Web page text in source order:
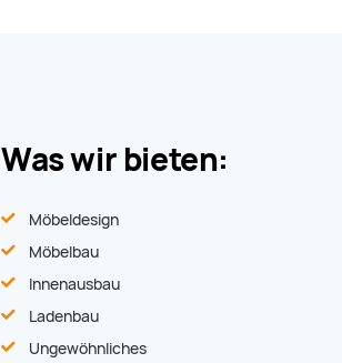
Was wir bieten:
Möbeldesign
Möbelbau
Innenausbau
Ladenbau
Ungewöhnliches